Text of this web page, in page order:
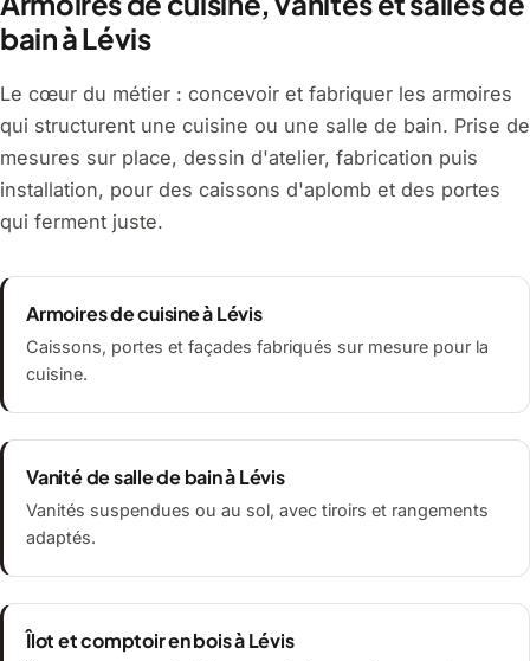
bain à Lévis
Le cœur du métier : concevoir et fabriquer les armoires
qui structurent une cuisine ou une salle de bain. Prise de
mesures sur place, dessin d'atelier, fabrication puis
installation, pour des caissons d'aplomb et des portes
qui ferment juste.
Armoires de cuisine à Lévis
Caissons, portes et façades fabriqués sur mesure pour la
cuisine.
Vanité de salle de bain à Lévis
Vanités suspendues ou au sol, avec tiroirs et rangements
adaptés.
Îlot et comptoir en bois à Lévis